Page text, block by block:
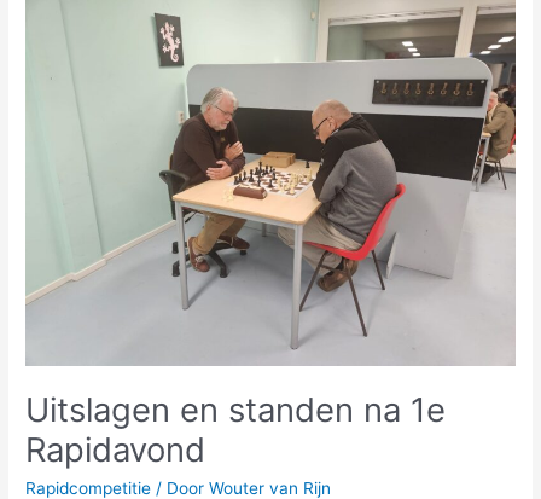
Uitslagen en standen na 1e
Rapidavond
Rapidcompetitie / DoorWouter van Rijn